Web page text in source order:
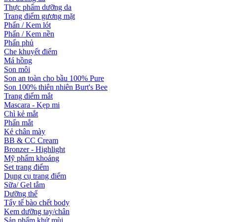
Thực phẩm dưỡng da
Trang điểm gương mặt
Phấn / Kem lót
Phấn / Kem nền
Phấn phủ
Che khuyết điểm
Má hồng
Son môi
Son an toàn cho bầu 100% Pure
Son 100% thiên nhiên Burt's Bee
Trang điểm mắt
Mascara - Kẹp mi
Chì kẻ mắt
Phấn mắt
Kẻ chân mày
BB & CC Cream
Bronzer - Highlight
Mỹ phẩm khoáng
Set trang điểm
Dụng cụ trang điểm
Sữa/ Gel tắm
Dưỡng thể
Tẩy tế bào chết body
Kem dưỡng tay/chân
Sản phẩm khử mùi